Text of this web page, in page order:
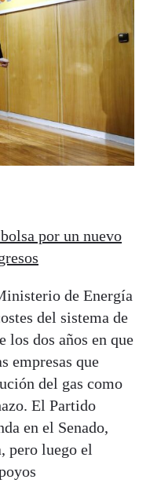
por un nuevo
de Energía
del sistema de
los dos años en que
empresas que
del gas como
El Partido
en el Senado,
pero luego el